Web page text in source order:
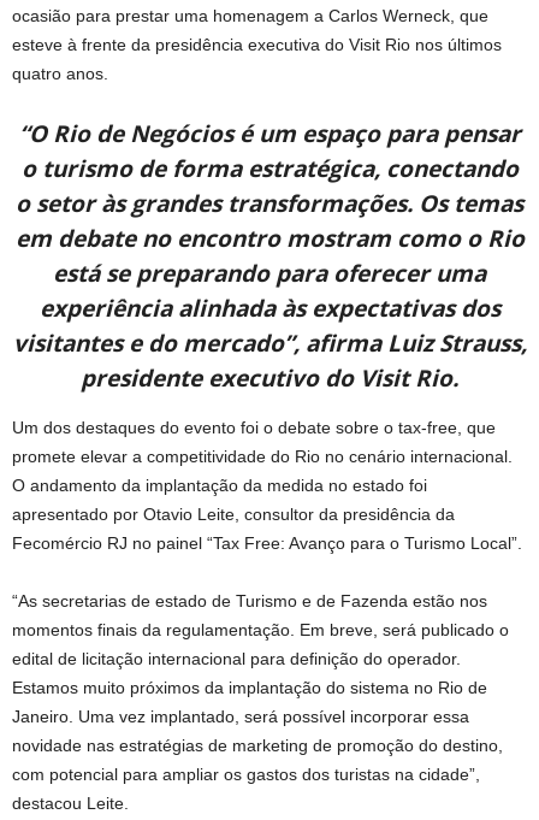
ocasião para prestar uma homenagem a Carlos Werneck, que
esteve à frente da presidência executiva do Visit Rio nos últimos
quatro anos.
“O Rio de Negócios é um espaço para pensar
o turismo de forma estratégica, conectando
o setor às grandes transformações. Os temas
em debate no encontro mostram como o Rio
está se preparando para oferecer uma
experiência alinhada às expectativas dos
visitantes e do mercado”, afirma Luiz Strauss,
presidente executivo do Visit Rio.
Um dos destaques do evento foi o debate sobre o tax-free, que
promete elevar a competitividade do Rio no cenário internacional.
O andamento da implantação da medida no estado foi
apresentado por Otavio Leite, consultor da presidência da
Fecomércio RJ no painel “Tax Free: Avanço para o Turismo Local”.
“As secretarias de estado de Turismo e de Fazenda estão nos
momentos finais da regulamentação. Em breve, será publicado o
edital de licitação internacional para definição do operador.
Estamos muito próximos da implantação do sistema no Rio de
Janeiro. Uma vez implantado, será possível incorporar essa
novidade nas estratégias de marketing de promoção do destino,
com potencial para ampliar os gastos dos turistas na cidade”,
destacou Leite.